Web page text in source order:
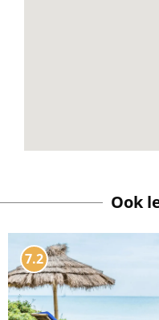
Ook
7.2